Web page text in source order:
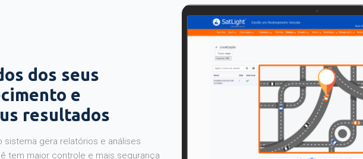
dos seus
e
resultados
gera relatórios e análises
tem maior controle e mais segurança